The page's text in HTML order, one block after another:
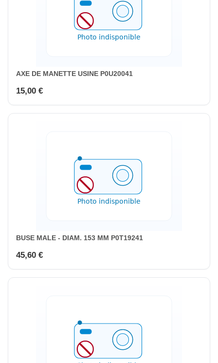
AXE DE MANETTE USINE P0U20041
15,00 €
BUSE MALE - DIAM. 153 MM P0T19241
45,60 €